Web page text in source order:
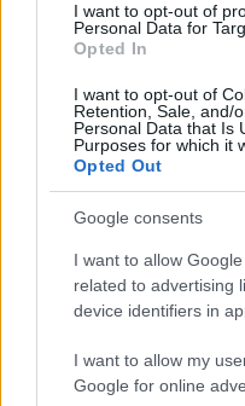
I want to opt-out of
Personal Data for
Opted In
I want to opt-out of
Retention, Sale, and/
Personal Data that Is
Purposes for which it
Opted Out
Google consents
I want to allow
related to advertising
device identifiers in
I want to allow my
Google for online
#MNB